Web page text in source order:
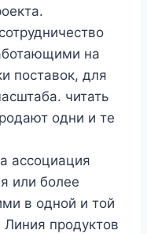
на
поставок, для
читать
одни и те
ассоциация
или более
в одной и той
продуктов